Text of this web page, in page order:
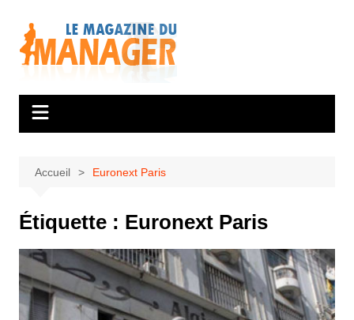
contenu
Accueil Euronext Paris
Étiquette : Euronext Paris